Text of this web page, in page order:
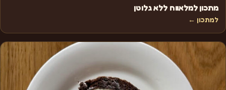
מתכון למלאווח ללא גלוטן
למתכון ←